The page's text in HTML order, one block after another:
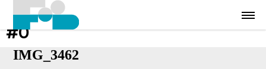
#0
IMG_3462